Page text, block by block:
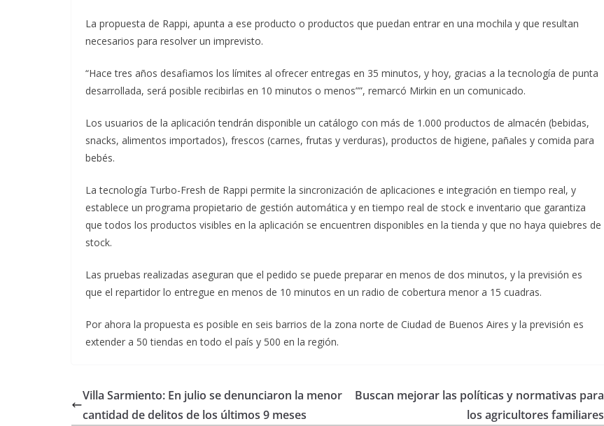
La propuesta de Rappi, apunta a ese producto o productos que puedan entrar en una mochila y que resultan
necesarios para resolver un imprevisto.
“Hace tres años desafiamos los límites al ofrecer entregas en 35 minutos, y hoy, gracias a la tecnología de punta
desarrollada, será posible recibirlas en 10 minutos o menos””, remarcó Mirkin en un comunicado.
Los usuarios de la aplicación tendrán disponible un catálogo con más de 1.000 productos de almacén (bebidas,
snacks, alimentos importados), frescos (carnes, frutas y verduras), productos de higiene, pañales y comida para
bebés.
La tecnología Turbo-Fresh de Rappi permite la sincronización de aplicaciones e integración en tiempo real, y
establece un programa propietario de gestión automática y en tiempo real de stock e inventario que garantiza
que todos los productos visibles en la aplicación se encuentren disponibles en la tienda y que no haya quiebres de
stock.
Las pruebas realizadas aseguran que el pedido se puede preparar en menos de dos minutos, y la previsión es
que el repartidor lo entregue en menos de 10 minutos en un radio de cobertura menor a 15 cuadras.
Por ahora la propuesta es posible en seis barrios de la zona norte de Ciudad de Buenos Aires y la previsión es
extender a 50 tiendas en todo el país y 500 en la región.
Villa Sarmiento: En julio se denunciaron la menor
cantidad de delitos de los últimos 9 meses
Buscan mejorar las políticas y normativas para
los agricultores familiares